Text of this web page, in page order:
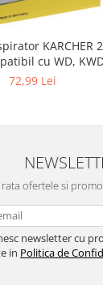
KARCHER
cu WD,
72,99 Lei
rata ofertele si
newsletter cu
in Politica de